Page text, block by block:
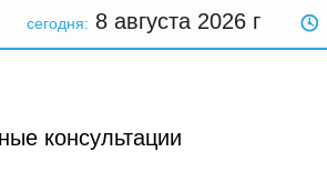
сегодня: 8 августа 2026 г
консультации